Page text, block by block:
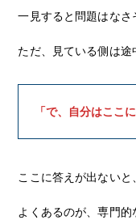
一見すると問題はなさ
ただ、見ている側は途
「で、自分はここ
ここに答えが出ないと
よくあるのが、専門